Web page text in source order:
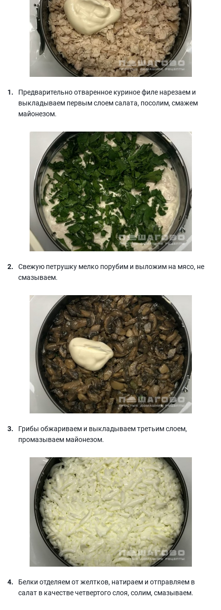
Предварительно отваренное куриное филе нарезаем и
выкладываем первым слоем салата, посолим, смажем
майонезом.
Свежую петрушку мелко порубим и выложим на мясо, не
смазываем.
Грибы обжариваем и выкладываем третьим слоем,
промазываем майонезом.
Белки отделяем от желтков, натираем и отправляем в
салат в качестве четвертого слоя, солим, смазываем.